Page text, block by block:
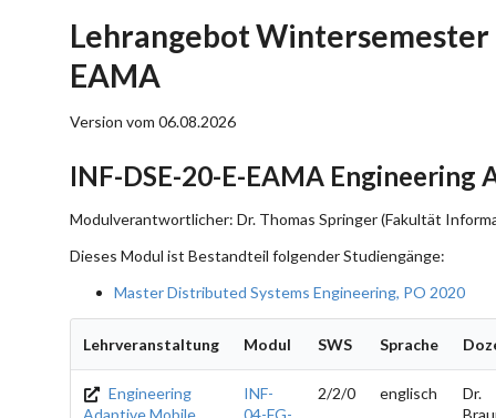
Lehrangebot Wintersemester
EAMA
Version vom 06.08.2026
INF-DSE-20-E-EAMA
Modulverantwortlicher: Dr. Thomas Springer (Fakultät
Dieses Modul ist Bestandteil folgender Studiengänge:
Master Distributed Systems Engineering, PO 2020
Lehrveranstaltung Modul SWS Sprache
Engineering
Adaptive Mobile
INF-
04-FG-
2/2/0 englisch
Dr.